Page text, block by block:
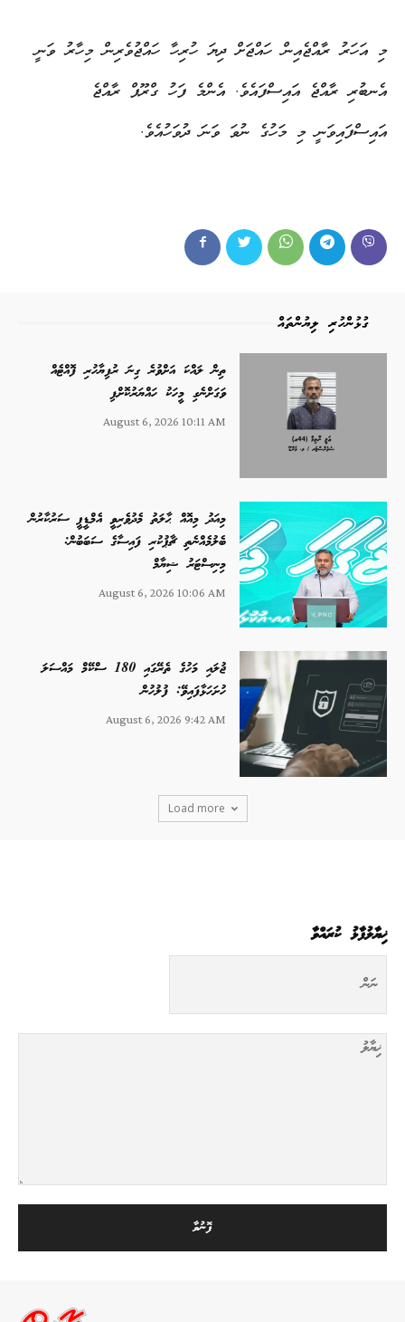
މި އަހަރު ރާއްޖެއިން ހައްޖަށް ދިޔަ ހުރިހާ ހައްޖުވެރިން މިހާރު ވަނީ
އެނބުރި ރާއްޖެ އައިސްފައެވެ. އެންމެ ފަހު ގްރޫޕް ރާއްޖެ
އައިސްފައިވަނީ މި މަހުގެ ނުވަ ވަނަ ދުވަހުއެވެ.
ގުޅުންހުރި ލިޔުންތައް
ތިން ލައްކަ އަށްވުރެ ގިނަ ރުފިޔާހުރި ފޮއްޓެއް
ވަގަށްނެގި މީހަކު ހައްޔަރުކޮށްފި
August 6, 2026 10:11 AM
މިއަދު މިއޮއް ޙާލަތު މެދުވެރިވީ އެމްޑީޕީ ސަރުކާރުން
ބެލުމެއްނެތި ޗާޕުކުރި ފައިސާގެ ސަބަބުން:
މިނިސްޓަރު ޝިޔާމް
August 6, 2026 10:06 AM
ޖުލައި މަހުގެ ތެރޭގައި 180 ސްކޭމް މައްސަލަ
ހުށަހަޅާފައިވޭ: ފުލުހުން
August 6, 2026 9:42 AM
Load more
ޚިޔާލުފާޅު ކުރައްވާ